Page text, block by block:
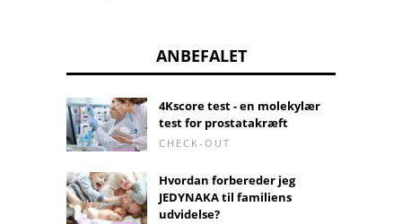
ANBEFALET
4Kscore test - en molekylær
test for prostatakræft
CHECK-OUT
Hvordan forbereder jeg
JEDYNAKA til familiens
udvidelse?